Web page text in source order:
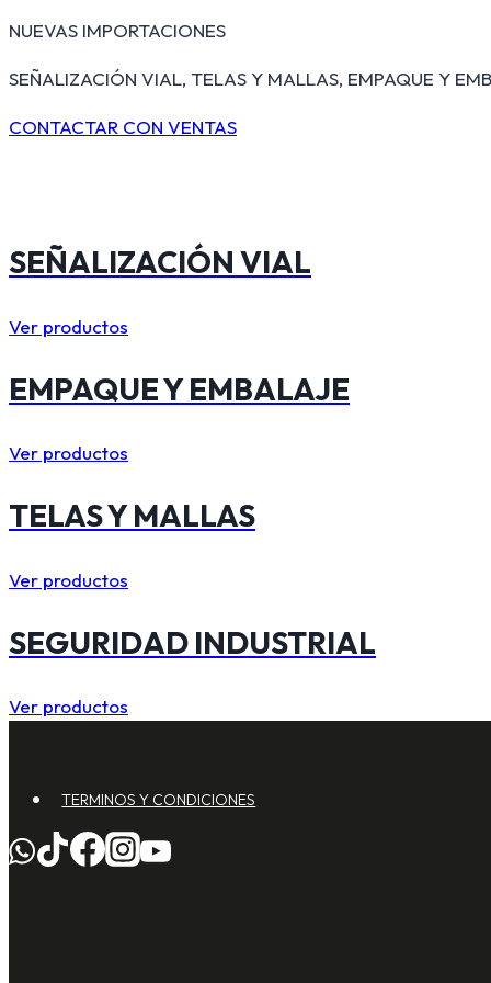
NUEVAS IMPORTACIONES
SEÑALIZACIÓN VIAL, TELAS Y MALLAS, EMPAQUE Y
CONTACTAR CON VENTAS
SEÑALIZACIÓN VIAL
Ver productos
EMPAQUE Y EMBALAJE
Ver productos
TELAS Y MALLAS
Ver productos
SEGURIDAD INDUSTRIAL
Ver productos
TERMINOS Y CONDICIONES